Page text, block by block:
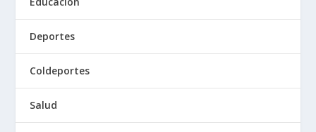
Deportes
Coldeportes
Salud